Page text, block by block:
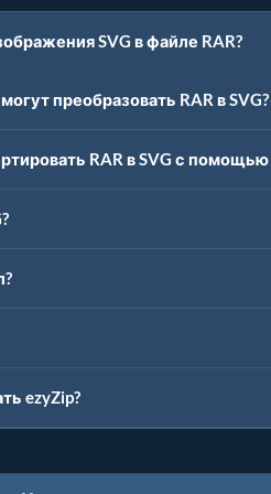
SVG в файле RAR?
преобразовать RAR в SVG?
RAR в SVG с помощью
ezyZip?